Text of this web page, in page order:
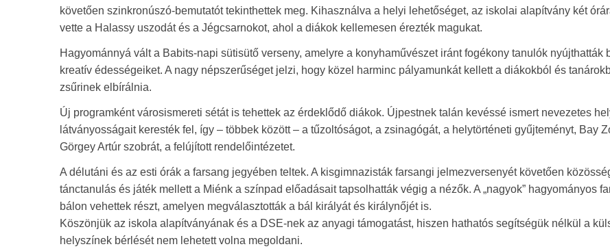
követően szinkronúszó-bemutatót tekinthettek meg. Kihasználva a helyi lehetőséget, az iskolai alapítvány két
vette a Halassy uszodát és a Jégcsarnokot, ahol a diákok kellemesen érezték magukat.
Hagyománnyá vált a Babits-napi sütisütő verseny, amelyre a konyhaművészet iránt fogékony tanulók nyújthatták
kreatív édességeiket. A nagy népszerűséget jelzi, hogy közel harminc pályamunkát kellett a diákokból és
zsűrinek elbírálnia.
Új programként városismereti sétát is tehettek az érdeklődő diákok. Újpestnek talán kevéssé ismert nevezetes
látványosságait keresték fel, így – többek között – a tűzoltóságot, a zsinagógát, a helytörténeti gyűjteményt, Bay
Görgey Artúr szobrát, a felújított rendelőintézetet.
A délutáni és az esti órák a farsang jegyében teltek. A kisgimnazisták farsangi jelmezversenyét követően
tánctanulás és játék mellett a Miénk a színpad előadásait tapsolhatták végig a nézők. A „nagyok” hagyományos
bálon vehettek részt, amelyen megválasztották a bál királyát és királynőjét is.
Köszönjük az iskola alapítványának és a DSE-nek az anyagi támogatást, hiszen hathatós segítségük nélkül a
helyszínek bérlését nem lehetett volna megoldani.